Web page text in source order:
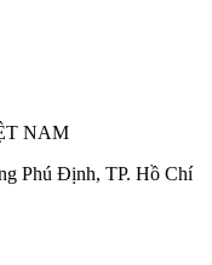
NAM
Phú Định, TP. Hồ Chí